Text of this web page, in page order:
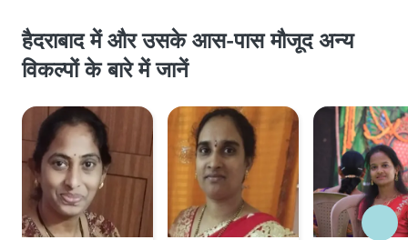
हैदराबाद में और उसके आस-पास मौजूद अन्य
विकल्पों के बारे में जानें